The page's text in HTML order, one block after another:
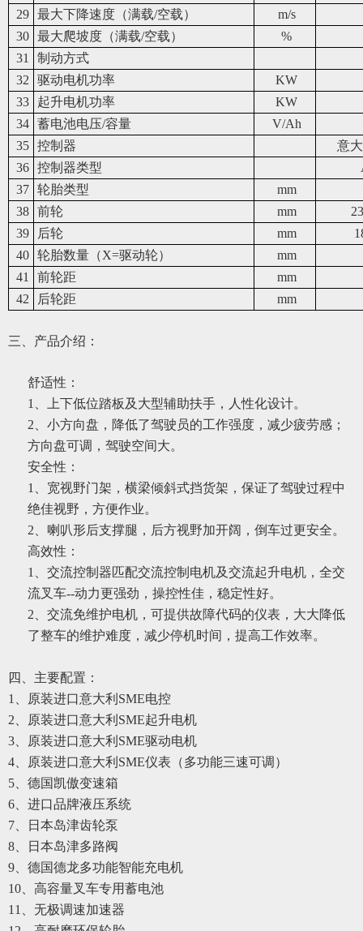
29 最大下降速度（满载/空载）
m/s
30 最大爬坡度（满载/空载）
%
31
制动方式
32
驱动电机功率
KW
33
起升电机功率
KW
34 蓄电池电压/容量
V/Ah
35 控制器
意
36 控制器类型
37 轮胎类型
mm
38 前轮 mm
39
后轮 mm
40 轮胎数量（X=驱动轮）
mm
41
前轮距
mm
42
后轮距 mm
三、产品介绍：
舒适性：
1、上下低位踏板及大型辅助扶手，人性化设计。
2、小方向盘，降低了驾驶员的工作强度，减少疲劳感；
方向盘可调，驾驶空间大。
安全性：
1、宽视野门架，横梁倾斜式挡货架，保证了驾驶过程中
绝佳视野，方便作业。
2、喇叭形后支撑腿，后方视野加开阔，倒车过更安全。
高效性：
1、交流控制器匹配交流控制电机及交流起升电机，全交
流叉车--动力更强劲，操控性佳，稳定性好。
2、交流免维护电机，可提供故障代码的仪表，大大降低
了整车的维护难度，减少停机时间，提高工作效率。
四、主要配置：
1、原装进口意大利SME电控
2、原装进口意大利SME起升电机
3、原装进口意大利SME驱动电机
4、原装进口意大利SME仪表（多功能三速可调）
5、德国凯傲变速箱
6、进口品牌液压系统
7、日本岛津齿轮泵
8、
日本岛津多路阀
9、 德国德龙多功能智能充电机
10、高容量叉车专用蓄电池
11、 无极调速加速器